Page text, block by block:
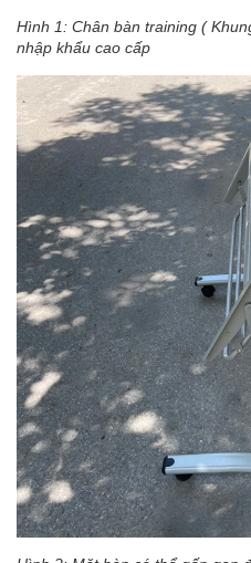
Hình 1: Chân bàn training (
nhập khẩu cao cấp